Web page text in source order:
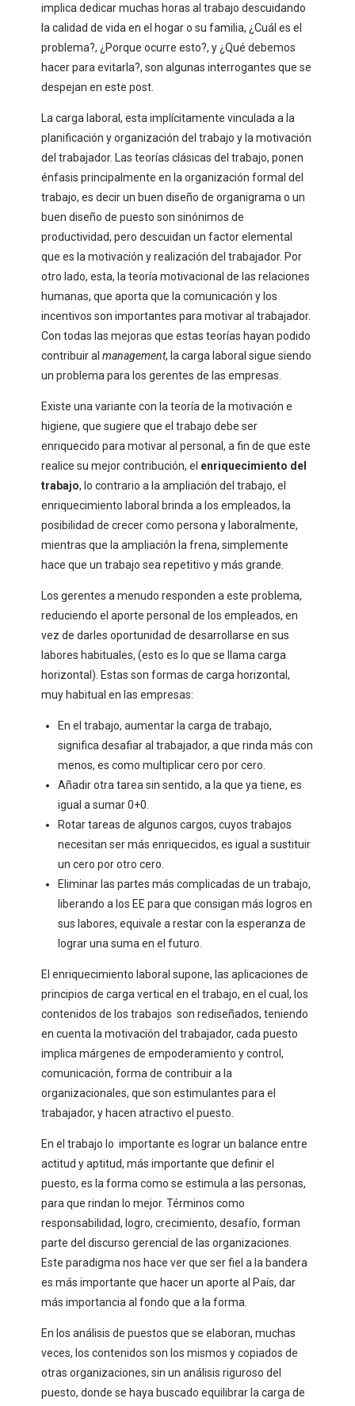
implica dedicar muchas horas al trabajo descuidando
la calidad de vida en el hogar o su familia, ¿Cuál es el
problema?, ¿Porque ocurre esto?, y ¿Qué debemos
hacer para evitarla?, son algunas interrogantes que se
despejan en este post.
La carga laboral, esta implícitamente vinculada a la
planificación y organización del trabajo y la motivación
del trabajador. Las teorías clásicas del trabajo, ponen
énfasis principalmente en la organización formal del
trabajo, es decir un buen diseño de organigrama o un
buen diseño de puesto son sinónimos de
productividad, pero descuidan un factor elemental
que es la motivación y realización del trabajador. Por
otro lado, esta, la teoría motivacional de las relaciones
humanas, que aporta que la comunicación y los
incentivos son importantes para motivar al trabajador.
Con todas las mejoras que estas teorías hayan podido
contribuir almanagement, la carga laboral sigue siendo
un problema para los gerentes de las empresas.
Existe una variante con la teoría de la motivación e
higiene, que sugiere que el trabajo debe ser
enriquecido para motivar al personal, a fin de que este
realice su mejor contribución, el enriquecimiento del
trabajo, lo contrario a la ampliación del trabajo, el
enriquecimiento laboral brinda a los empleados, la
posibilidad de crecer como persona y laboralmente,
mientras que la ampliación la frena, simplemente
hace que un trabajo sea repetitivo y más grande.
Los gerentes a menudo responden a este problema,
reduciendo el aporte personal de los empleados, en
vez de darles oportunidad de desarrollarse en sus
labores habituales, (esto es lo que se llama carga
horizontal). Estas son formas de carga horizontal,
muy habitual en las empresas:
En el trabajo, aumentar la carga de trabajo,
significa desafiar al trabajador, a que rinda más con
menos, es como multiplicar cero por cero.
Añadir otra tarea sin sentido, a la que ya tiene, es
igual a sumar 0+0.
Rotar tareas de algunos cargos, cuyos trabajos
necesitan ser más enriquecidos, es igual a sustituir
un cero por otro cero.
Eliminar las partes más complicadas de un trabajo,
liberando a los EE para que consigan más logros en
sus labores, equivale a restar con la esperanza de
lograr una suma en el futuro.
El enriquecimiento laboral supone, las aplicaciones de
principios de carga vertical en el trabajo, en el cual, los
contenidos de los trabajos son rediseñados, teniendo
en cuenta la motivación del trabajador, cada puesto
implica márgenes de empoderamiento y control,
comunicación, forma de contribuir a la
organizacionales, que son estimulantes para el
trabajador, y hacen atractivo el puesto.
En el trabajo lo importante es lograr un balance entre
actitud y aptitud, más importante que definir el
puesto, es la forma como se estimula a las personas,
para que rindan lo mejor. Términos como
responsabilidad, logro, crecimiento, desafío, forman
parte del discurso gerencial de las organizaciones.
Este paradigma nos hace ver que ser fiel a la bandera
es más importante que hacer un aporte al País, dar
más importancia al fondo que a la forma.
En los análisis de puestos que se elaboran, muchas
veces, los contenidos son los mismos y copiados de
otras organizaciones, sin un análisis riguroso del
puesto, donde se haya buscado equilibrar la carga de